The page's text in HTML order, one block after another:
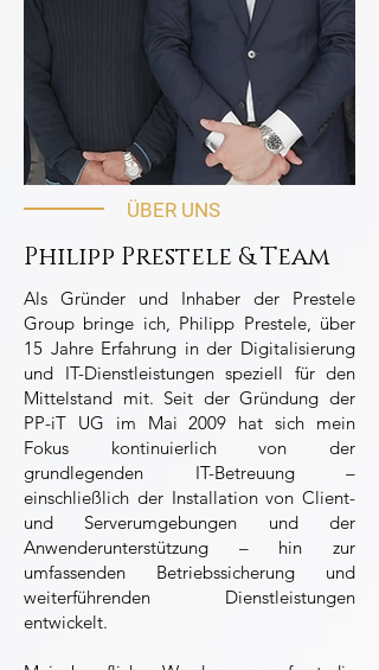
ÜBER UNS
Philipp Prestele & Team
Als Gründer und Inhaber der Prestele
Group bringe ich, Philipp Prestele, über
15 Jahre Erfahrung in der Digitalisierung
und IT-Dienstleistungen speziell für den
Mittelstand mit. Seit der Gründung der
PP-iT UG im Mai 2009 hat sich mein
Fokus kontinuierlich von der
grundlegenden IT-Betreuung –
einschließlich der Installation von Client-
und Serverumgebungen und der
Anwenderunterstützung – hin zur
umfassenden Betriebssicherung und
weiterführenden Dienstleistungen
entwickelt.